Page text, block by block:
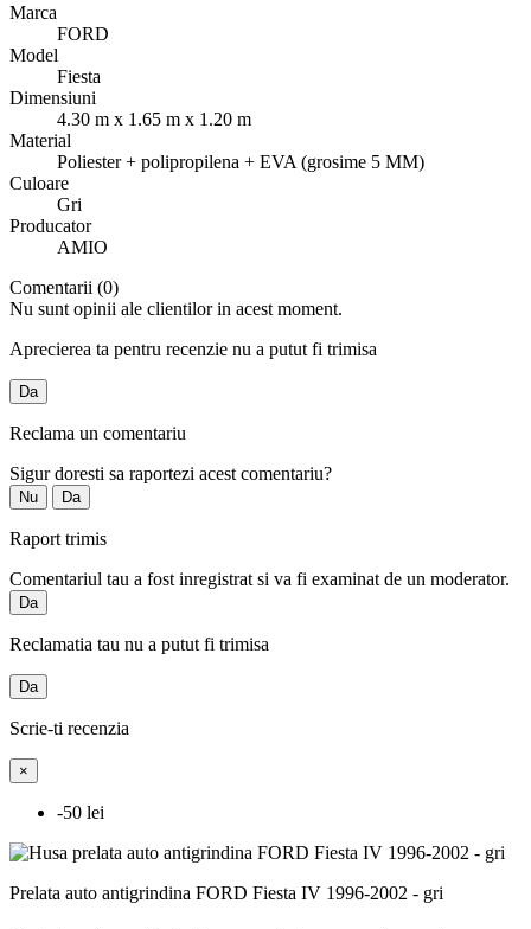
Marca
FORD
Model
Fiesta
Dimensiuni
4.30 m x 1.65 m x 1.20 m
Material
Poliester + polipropilena + EVA (grosime 5 MM)
Culoare
Gri
Producator
AMIO
Comentarii (0)
Nu sunt opinii ale clientilor in acest moment.
Aprecierea ta pentru recenzie nu a putut fi trimisa
Da
Reclama un comentariu
Sigur doresti sa raportezi acest comentariu?
Nu Da
Raport trimis
Comentariul tau a fost inregistrat si va fi examinat de un moderator.
Da
Reclamatia tau nu a putut fi trimisa
Da
Scrie-ti recenzia
×
-50 lei
Prelata auto antigrindina FORD Fiesta IV 1996-2002 - gri